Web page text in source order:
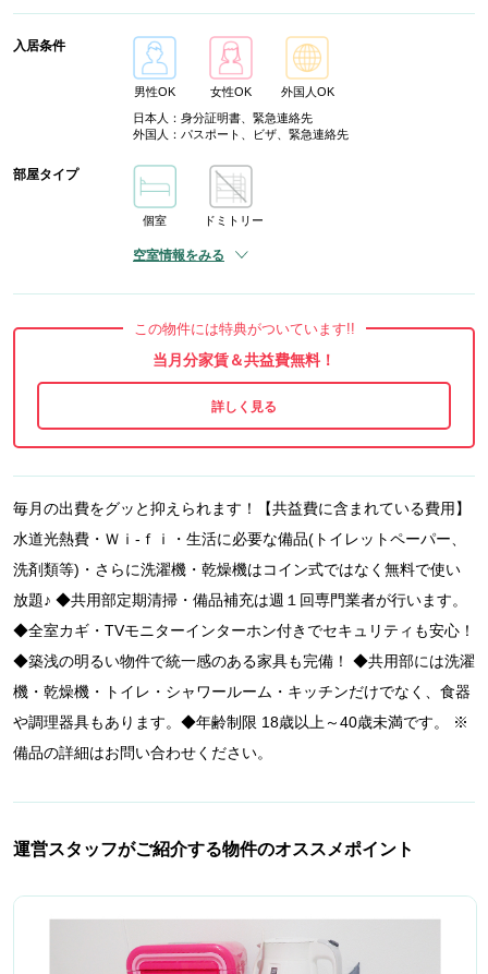
入居条件
男性OK 女性OK
外国人OK
日本人：身分証明書、緊急連絡先
外国人：パスポート、ビザ、緊急連絡先
部屋タイプ
個室 ドミトリー
空室情報をみる
この物件には特典がついています!!
当月分家賃＆共益費無料！
毎月の出費をグッと抑えられます！【共益費に含まれている費用】
水道光熱費・Ｗｉ-ｆｉ・生活に必要な備品(トイレットペーパー、
洗剤類等)・さらに洗濯機・乾燥機はコイン式ではなく無料で使い
放題♪ ◆共用部定期清掃・備品補充は週１回専門業者が行います。
◆全室カギ・TVモニターインターホン付きでセキュリティも安心！
◆築浅の明るい物件で統一感のある家具も完備！ ◆共用部には洗濯
機・乾燥機・トイレ・シャワールーム・キッチンだけでなく、食器
や調理器具もあります。◆年齢制限 18歳以上～40歳未満です。 ※
備品の詳細はお問い合わせください。
運営スタッフがご紹介する物件のオススメポイント